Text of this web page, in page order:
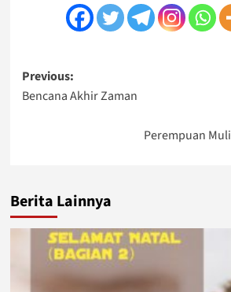
Post
navigation
Previous:
Bencana Akhir Zaman
Perempuan
Berita Lainnya